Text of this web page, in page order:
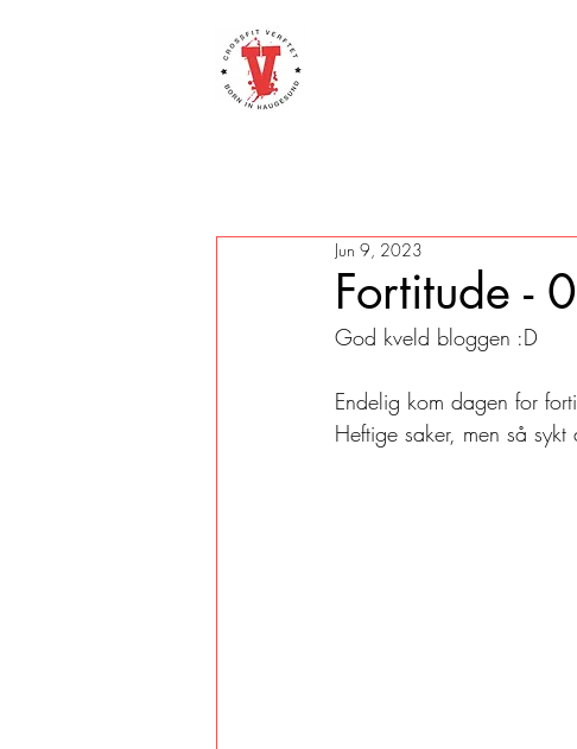
Fortitude -
Jun 9, 2023
God kveld bloggen :D
Endelig kom dagen for
Heftige saker, men så